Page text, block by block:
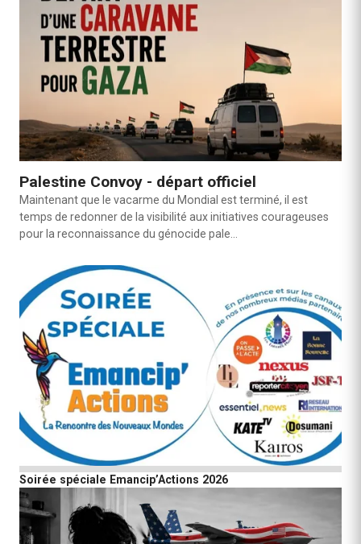
Palestine Convoy - départ officiel
Maintenant que le vacarme du Mondial est terminé, il est
temps de redonner de la visibilité aux initiatives courageuses
pour la reconnaissance du génocide pale…
Soirée spéciale Emancip’Actions 2026